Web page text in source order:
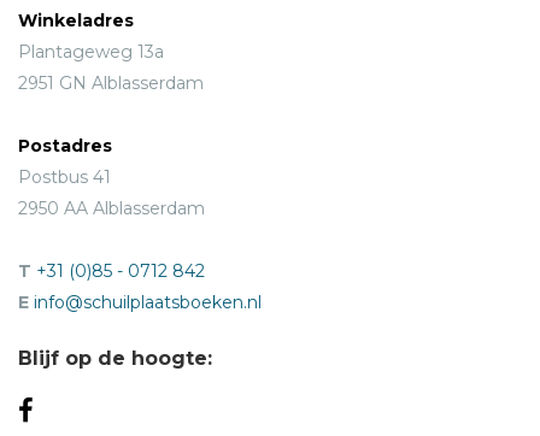
Winkeladres
Plantageweg 13a
2951 GN Alblasserdam
Postadres
Postbus 41
2950 AA Alblasserdam
T +31 (0)85 - 0712 842
E info@schuilplaatsboeken.nl
Blijf op de hoogte: